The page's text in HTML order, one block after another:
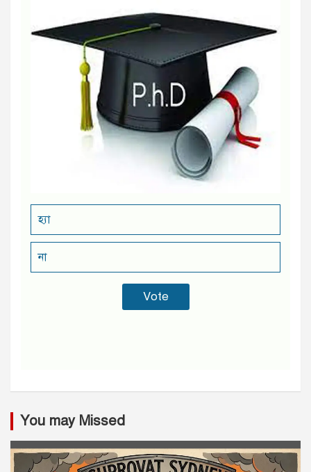
হ্যা
না
You may Missed